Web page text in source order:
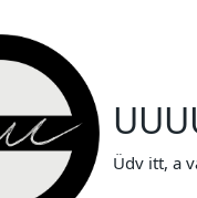
Üdv itt, a